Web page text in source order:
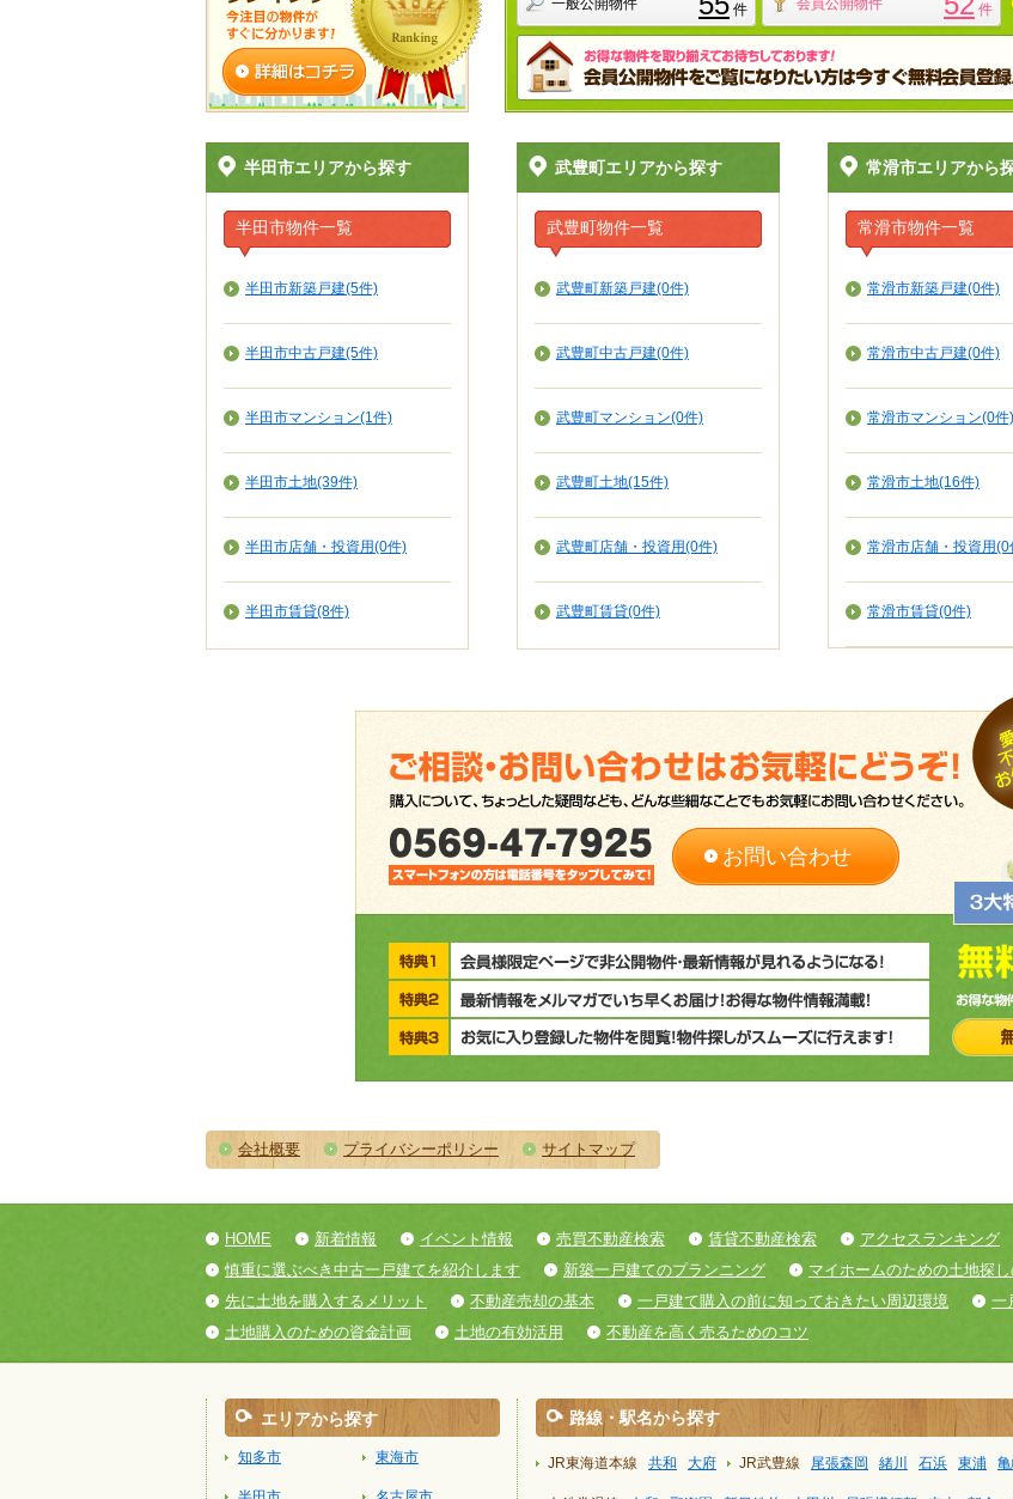
一般公開物件 件 会員公開物件 件
半田市エリアから探す
半田市物件一覧
半田市新築戸建(5件)
半田市中古戸建(5件)
半田市マンション(1件)
半田市土地(39件)
半田市店舗・投資用(0件)
半田市賃貸(8件)
武豊町エリアから探す
武豊町物件一覧
武豊町新築戸建(0件)
武豊町中古戸建(0件)
武豊町マンション(0件)
武豊町土地(15件)
武豊町店舗・投資用(0件)
武豊町賃貸(0件)
常滑市エリアから
常滑市物件一覧
常滑市新築戸建(0件)
常滑市中古戸建(0件)
常滑市マンション(0件)
常滑市土地(16件)
常滑市店舗・投資用(0
常滑市賃貸(0件)
お問い合わせ
会社概要 プライバシーポリシー サイトマップ
HOME 新着情報 イベント情報 売買不動産検索 賃貸不動産検索 アクセスランキング
慎重に選ぶべき中古一戸建てを紹介します
新築一戸建てのプランニング
マイホームのための土地探し
先に土地を購入するメリット
不動産売却の基本 一戸建て購入の前に知っておきたい周辺環境
一
土地購入のための資金計画
土地の有効活用 不動産を高く売るためのコツ
エリアから探す
知多市 東海市
路線・駅名から探す
JR東海道本線 共和 大府 JR武豊線 尾張森岡 緒川 石浜 東浦